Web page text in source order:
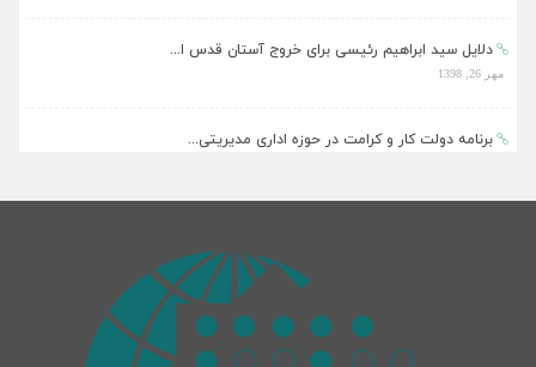
دلایل سید ابراهیم رئیسی برای خروج آستان قدس ا...
مهر 26, 1398
برنامه دولت کار و کرامت در حوزه اداری مدیریتی...